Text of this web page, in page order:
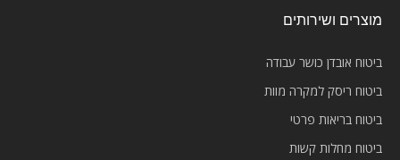
מוצרים ושירותים
ביטוח אובדן כושר עבודה
ביטוח ריסק למקרה מוות
ביטוח בריאות פרטי
ביטוח מחלות קשות